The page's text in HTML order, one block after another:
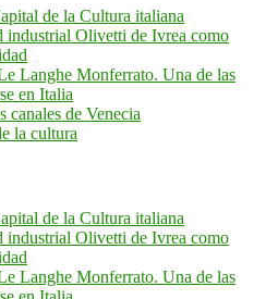
de la Cultura italiana
industrial Olivetti de Ivrea como
Langhe Monferrato. Una de las
en Italia
canales de Venecia
la cultura
de la Cultura italiana
industrial Olivetti de Ivrea como
Langhe Monferrato. Una de las